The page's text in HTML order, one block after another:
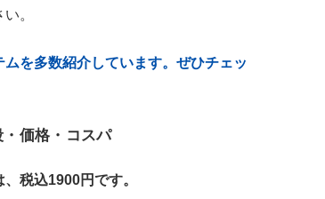
。
を多数紹介しています。ぜひチェッ
価格・コスパ
税込1900円です。